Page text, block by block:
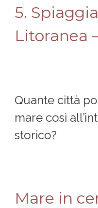
5.
Litoranea
Quante città
mare così
storico?
Mare in